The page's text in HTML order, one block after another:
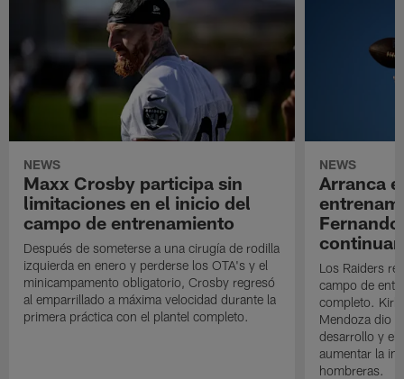
NEWS
Maxx Crosby participa sin
limitaciones en el inicio del
campo de entrenamiento
Después de someterse a una cirugía de rodilla
izquierda en enero y perderse los OTA's y el
minicampamento obligatorio, Crosby regresó
al emparrillado a máxima velocidad durante la
primera práctica con el plantel completo.
NEWS
Arranca
Los Raiders
campo de
completo. Kirk
Mendoza dio
desarrollo y el
aumentar la
hombreras.